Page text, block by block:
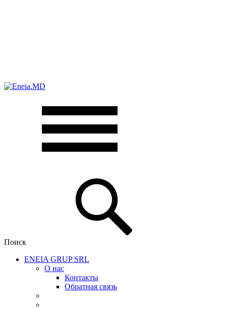
Поиск
ENEIA GRUP SRL
О нас
Контакты
Обратная связь